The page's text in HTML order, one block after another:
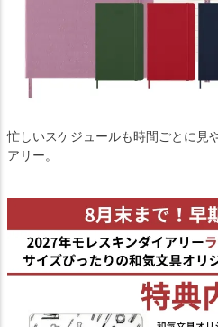
忙しいスケジュールも時間ごとに見
アリー。